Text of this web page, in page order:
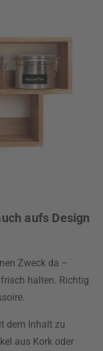
aufs Design
Zweck da –
halten. Richtig
dem Inhalt zu
aus Kork oder